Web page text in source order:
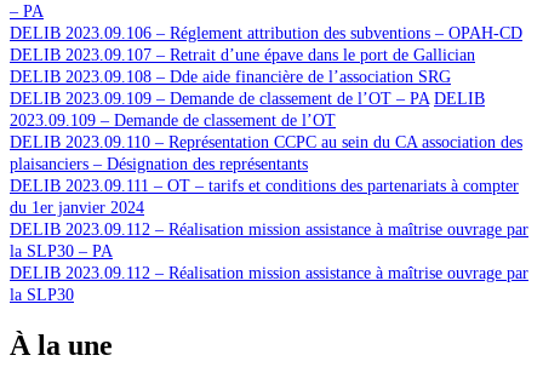
– PA
DELIB 2023.09.106 – Réglement attribution des subventions – OPAH-CD
DELIB 2023.09.107 – Retrait d’une épave dans le port de Gallician
DELIB 2023.09.108 – Dde aide financière de l’association SRG
DELIB 2023.09.109 – Demande de classement de l’OT – PA DELIB
2023.09.109 – Demande de classement de l’OT
DELIB 2023.09.110 – Représentation CCPC au sein du CA association des
plaisanciers – Désignation des représentants
DELIB 2023.09.111 – OT – tarifs et conditions des partenariats à compter
du 1er janvier 2024
DELIB 2023.09.112 – Réalisation mission assistance à maîtrise ouvrage par
la SLP30 – PA
DELIB 2023.09.112 – Réalisation mission assistance à maîtrise ouvrage par
la SLP30
À la une